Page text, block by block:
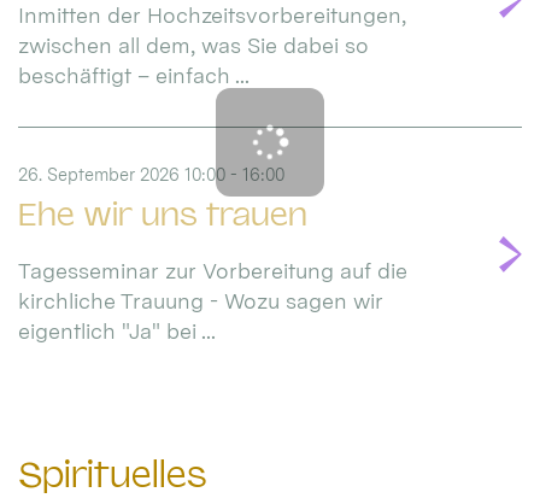
Inmitten der Hochzeitsvorbereitungen,
zwischen all dem, was Sie dabei so
beschäftigt – einfach ...
Ehe wir uns trauen
26. September 2026 10:00 - 16:00
Tagesseminar zur Vorbereitung auf die
kirchliche Trauung - Wozu sagen wir
eigentlich "Ja" bei ...
Spirituelles